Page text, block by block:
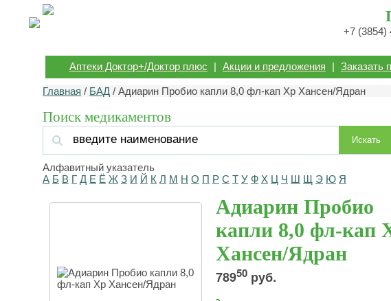
+7 (3854)
Аптеки Доктор+/Доктор плюс | Акции и предложения | Заказать
Главная / БАД / Адиарин Пробио капли 8,0 фл-кап Хр Хансен/Ядран
Поиск медикаментов
Искать
Алфавитный указатель
А Б В Г Д Е Ё Ж З И Й К Л М Н О П Р С Т У Ф Х Ц Ч Ш Щ Э Ю Я
Адиарин Пробио
капли 8,0 фл-кап
Хансен/Ядран
78950 руб.